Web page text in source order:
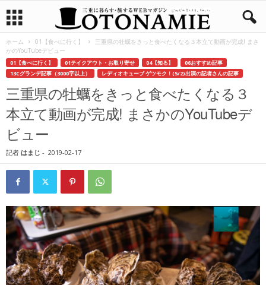
ホーム 01【食べに行く】
三重県の牡蠣をきっと食べたくなる３本立て動画が完成! まさ
かのYouTubeデビュー
01【食べに行く】 01テイクアウト・お取り寄せ 04【知る】
06おすすめ記事
13Cグランデ記事（3000字以上）
レディオキューブ ゲツモク！(5/2)出演の記者さんの記事
三重県の牡蠣をきっと食べたくなる３
本立て動画が完成! まさかのYouTubeデ
ビュー
記者 はまじ - 2019-02-17